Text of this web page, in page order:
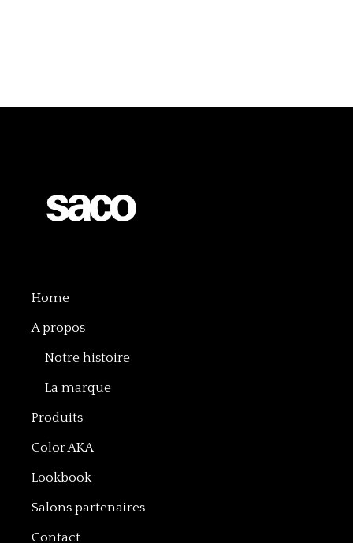
Home
A propos
Notre histoire
La marque
Produits
Color AKA
Lookbook
Salons partenaires
Contact